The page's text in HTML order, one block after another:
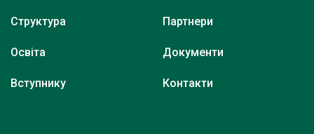
Структура
Освіта
Вступнику
Партнери
Документи
Контакти